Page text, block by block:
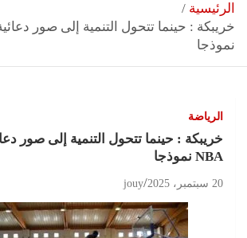
الرئيسية
نموذجا
الرياضة
خريبكة : حينما تتحول التنمية إلى صور
NBA نموذجا
20 سبتمبر، 2025 jouy